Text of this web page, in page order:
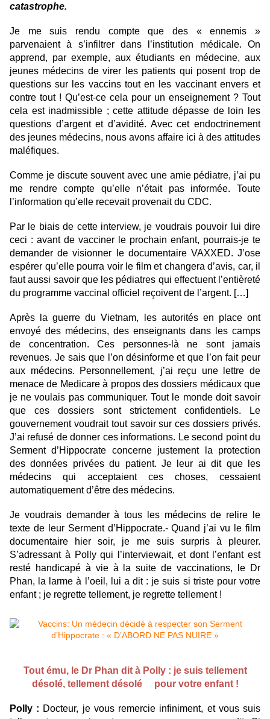
catastrophe.
Je me suis rendu compte que des « ennemis »
parvenaient à s’infiltrer dans l’institution médicale. On
apprend, par exemple, aux étudiants en médecine, aux
jeunes médecins de virer les patients qui posent trop de
questions sur les vaccins tout en les vaccinant envers et
contre tout ! Qu’est-ce cela pour un enseignement ? Tout
cela est inadmissible ; cette attitude dépasse de loin les
questions d’argent et d’avidité. Avec cet endoctrinement
des jeunes médecins, nous avons affaire ici à des attitudes
maléfiques.
Comme je discute souvent avec une amie pédiatre, j’ai pu
me rendre compte qu’elle n’était pas informée. Toute
l’information qu’elle recevait provenait du CDC.
Par le biais de cette interview, je voudrais pouvoir lui dire
ceci : avant de vacciner le prochain enfant, pourrais-je te
demander de visionner le documentaire VAXXED. J’ose
espérer qu’elle pourra voir le film et changera d’avis, car, il
faut aussi savoir que les pédiatres qui effectuent l’entièreté
du programme vaccinal officiel reçoivent de l’argent. […]
Après la guerre du Vietnam, les autorités en place ont
envoyé des médecins, des enseignants dans les camps
de concentration. Ces personnes-là ne sont jamais
revenues. Je sais que l’on désinforme et que l’on fait peur
aux médecins. Personnellement, j’ai reçu une lettre de
menace de Medicare à propos des dossiers médicaux que
je ne voulais pas communiquer. Tout le monde doit savoir
que ces dossiers sont strictement confidentiels. Le
gouvernement voudrait tout savoir sur ces dossiers privés.
J’ai refusé de donner ces informations. Le second point du
Serment d’Hippocrate concerne justement la protection
des données privées du patient. Je leur ai dit que les
médecins qui acceptaient ces choses, cessaient
automatiquement d’être des médecins.
Je voudrais demander à tous les médecins de relire le
texte de leur Serment d’Hippocrate.- Quand j’ai vu le film
documentaire hier soir, je me suis surpris à pleurer.
S’adressant à Polly qui l’interviewait, et dont l’enfant est
resté handicapé à vie à la suite de vaccinations, le Dr
Phan, la larme à l’oeil, lui a dit : je suis si triste pour votre
enfant ; je regrette tellement, je regrette tellement !
Tout ému, le Dr Phan dit à Polly : je suis tellement
désolé, tellement désolé pour votre enfant !
Polly : Docteur, je vous remercie infiniment, et vous suis